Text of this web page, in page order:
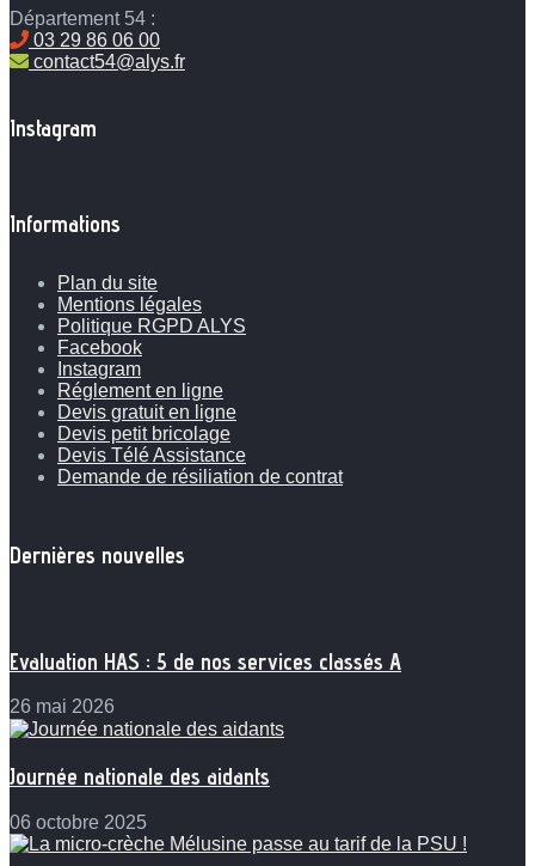
Département 54 :
03 29 86 06 00
contact54@alys.fr
Instagram
Informations
Plan du site
Mentions légales
Politique RGPD ALYS
Facebook
Instagram
Réglement en ligne
Devis gratuit en ligne
Devis petit bricolage
Devis Télé Assistance
Demande de résiliation de contrat
Dernières nouvelles
Evaluation HAS : 5 de nos services classés A
26 mai 2026
Journée nationale des aidants
06 octobre 2025